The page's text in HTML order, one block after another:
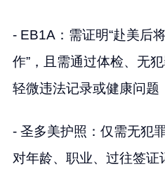
- EB1A：需证明“赴美后
作”，且需通过体检、无
轻微违法记录或健康问题
- 圣多美护照：仅需无犯
对年龄、职业、过往签